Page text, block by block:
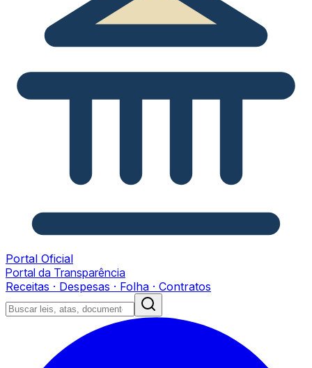
Portal Oficial
Portal da Transparência
Receitas · Despesas · Folha · Contratos